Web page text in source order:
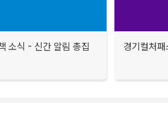
소식 - 신간 알림 총집
경기컬처